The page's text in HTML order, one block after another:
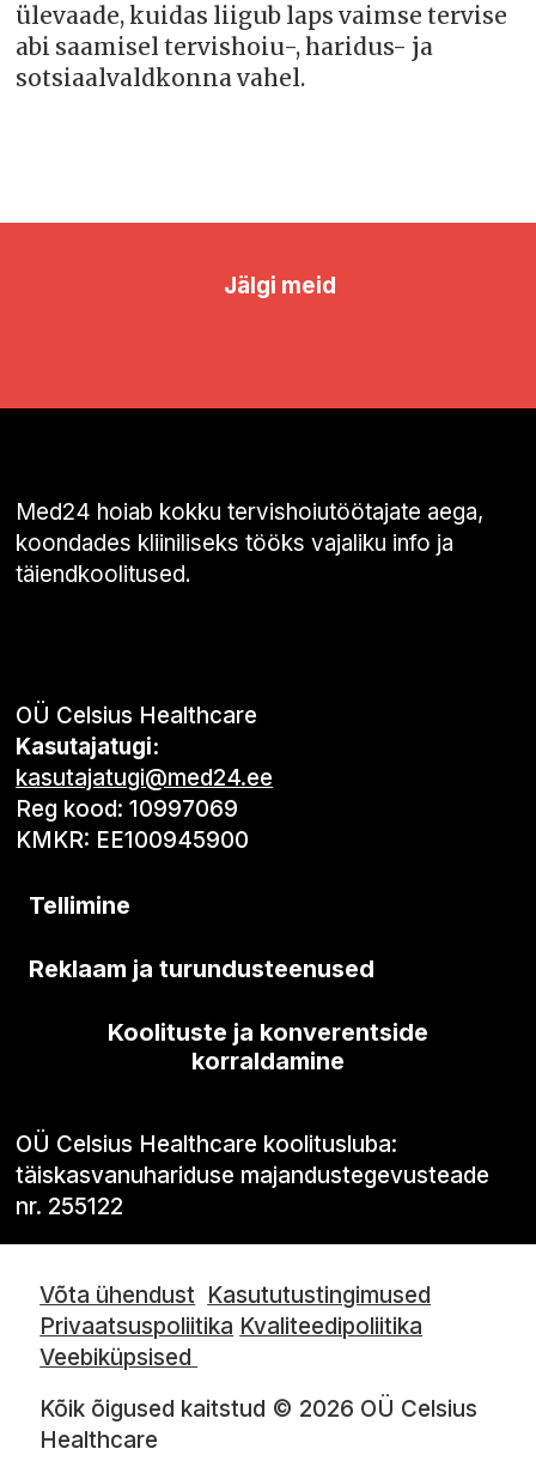
ülevaade, kuidas liigub laps vaimse tervise
abi saamisel tervishoiu-, haridus- ja
sotsiaalvaldkonna vahel.
Jälgi meid
Med24 hoiab kokku tervishoiutöötajate aega,
koondades kliiniliseks tööks vajaliku info ja
täiendkoolitused.
OÜ Celsius Healthcare
Kasutajatugi:
kasutajatugi@med24.ee
Reg kood: 10997069
KMKR: EE100945900
Tellimine
Reklaam ja turundusteenused
Koolituste ja konverentside
korraldamine
OÜ Celsius Healthcare koolitusluba:
täiskasvanuhariduse majandustegevusteade
nr. 255122
Võta ühendust Kasututustingimused
Privaatsuspoliitika Kvaliteedipoliitika
Veebiküpsised
Kõik õigused kaitstud © 2026 OÜ Celsius
Healthcare